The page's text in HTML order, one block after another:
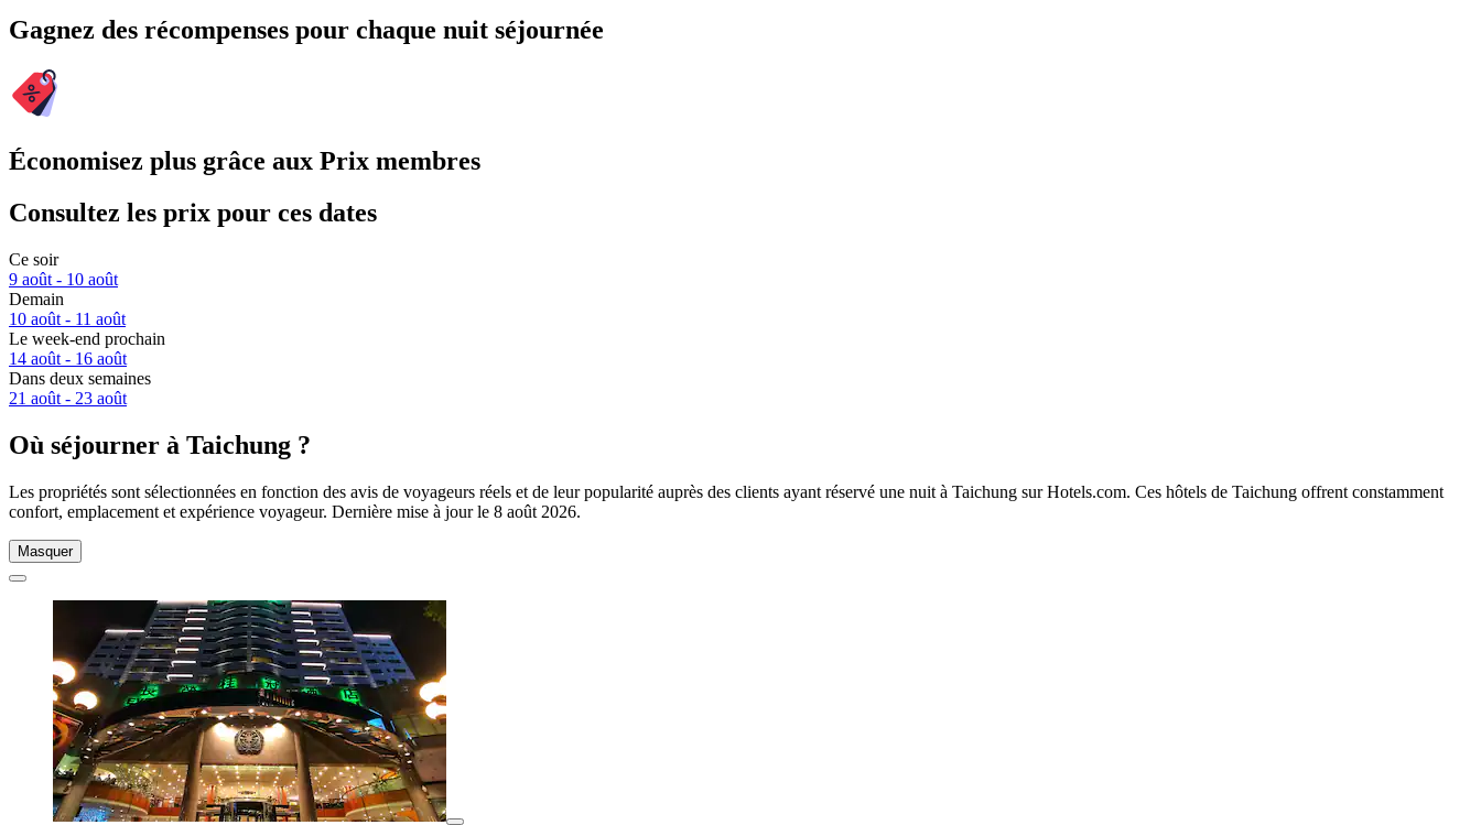
Gagnez des récompenses pour chaque nuit séjournée
Économisez plus grâce aux Prix membres
Consultez les prix pour ces dates
Ce soir
9 août - 10 août
Demain
10 août - 11 août
Le week-end prochain
14 août - 16 août
Dans deux semaines
21 août - 23 août
Où séjourner à Taichung ?
Les propriétés sont sélectionnées en fonction des avis de voyageurs réels et de leur popularité auprès des clients ayant réservé une nuit à Taichung sur Hotels.com. Ces hôtels de Taichung offrent constamment
confort, emplacement et expérience voyageur. Dernière mise à jour le 8 août 2026.
Masquer